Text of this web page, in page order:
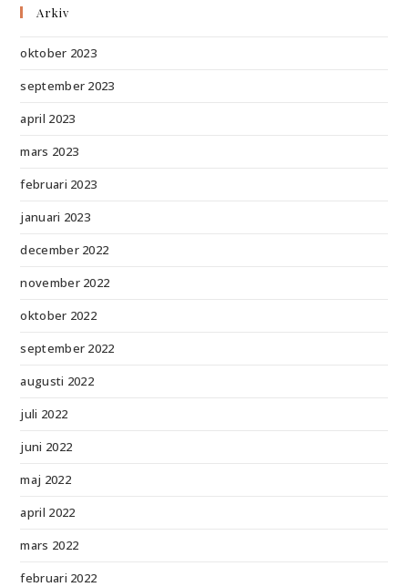
Arkiv
oktober 2023
september 2023
april 2023
mars 2023
februari 2023
januari 2023
december 2022
november 2022
oktober 2022
september 2022
augusti 2022
juli 2022
juni 2022
maj 2022
april 2022
mars 2022
februari 2022